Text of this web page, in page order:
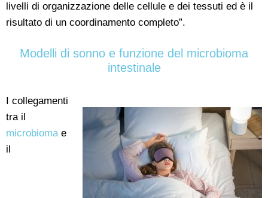
livelli di organizzazione delle cellule e dei tessuti ed è il
risultato di un coordinamento completo”.
Modelli di sonno e funzione del microbioma
intestinale
I collegamenti
tra il
microbiomae
il